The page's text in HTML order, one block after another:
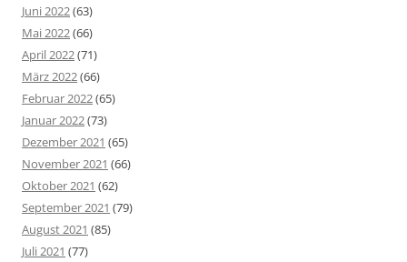
Juni 2022(63)
Mai 2022(66)
April 2022(71)
März 2022(66)
Februar 2022(65)
Januar 2022(73)
Dezember 2021 (65)
November 2021 (66)
Oktober 2021 (62)
September 2021 (79)
August 2021 (85)
Juli 2021 (77)